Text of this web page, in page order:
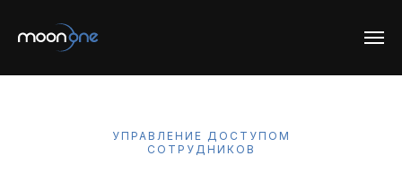
УПРАВЛЕНИЕ ДОСТУПОМ
СОТРУДНИКОВ